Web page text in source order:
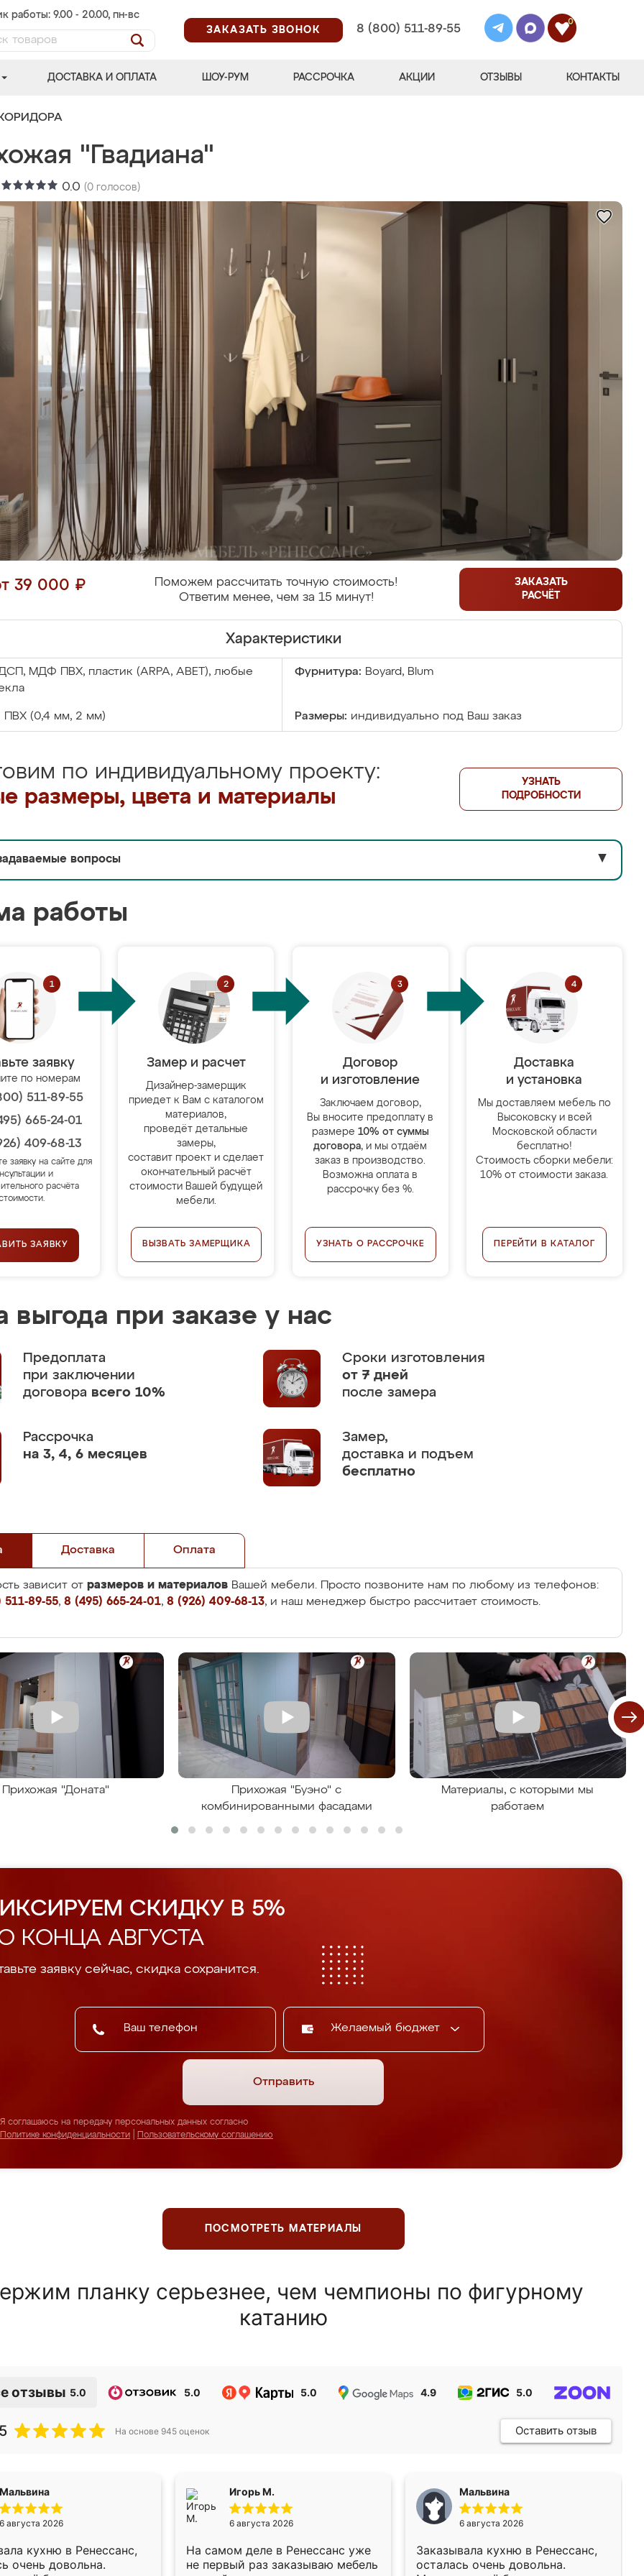
работы: 9.00 - 20.00, пн-вс
ЗАКАЗАТЬ ЗВОНОК
8 (800) 511-89-55
0
ДОСТАВКА И ОПЛАТА ШОУ-РУМ РАССРОЧКА АКЦИИ ОТЗЫВЫ КОНТАКТЫ
"Гвадиана"
0.0 (0 голосов)
39 000 ₽
Поможем рассчитать точную стоимость!
Ответим менее, чем за 15 минут!
ЗАКАЗАТЬ
РАСЧЁТ
Характеристики
МДФ ПВХ, пластик (ARPA, ABET), любые
Фурнитура: Boyard, Blum
ПВХ (0,4 мм, 2 мм) Размеры: индивидуально под Ваш заказ
по индивидуальному проекту:
размеры, цвета и материалы
УЗНАТЬ
ПОДРОБНОСТИ
вопросы ▼
работы
заявку
по номерам
511-89-55
665-24-01
409-68-13
заявку на сайте для
и
расчёта
ЗАЯВКУ
Замер и расчет
Дизайнер-замерщик
приедет к Вам с каталогом
материалов,
проведёт детальные
замеры,
составит проект и сделает
окончательный расчёт
стоимости Вашей будущей
мебели.
ВЫЗВАТЬ ЗАМЕРЩИКА
Договор
и изготовление
Заключаем договор,
Вы вносите предоплату в
размере 10% от суммы
договора, и мы отдаём
заказ в производство.
Возможна оплата в
рассрочку без %.
УЗНАТЬ О РАССРОЧКЕ
Доставка
и установка
Мы доставляем мебель по
Высоковску и всей
Московской области
бесплатно!
Стоимость сборки мебели:
10% от стоимости заказа.
ПЕРЕЙТИ В КАТАЛОГ
выгода при заказе у нас
Предоплата
при заключении
договора всего 10%
Сроки изготовления
от 7 дней
после замера
Рассрочка
на 3, 4, 6 месяцев
Замер,
доставка и подъем
бесплатно
Доставка Оплата
зависит от размеров и материалов Вашей мебели. Просто позвоните нам по любому из телефонов:
89-55, 8 (495) 665-24-01, 8 (926) 409-68-13, и наш менеджер быстро рассчитает стоимость.
Прихожая "Доната"
Прихожая "Буэно" с
комбинированными фасадами
Материалы, с которыми мы
работаем
СКИДКУ В 5%
КОНЦА АВГУСТА
заявку сейчас, скидка сохранится.
Желаемый бюджет
Отправить
Я соглашаюсь на передачу персональных данных согласно
Политике конфиденциальности
Пользовательскому соглашению
ПОСМОТРЕТЬ МАТЕРИАЛЫ
планку серьезнее, чем чемпионы по фигурному
катанию
отзывы 5.0 5.0 5.0 4.9 5.0
На основе 945 оценок Оставить отзыв
Мальвина
6 августа 2026
кухню в Ренессанс,
очень довольна.
Игорь М.
6 августа 2026
На самом деле в Ренессанс уже
не первый раз заказываю мебель
Мальвина
6 августа 2026
Заказывала кухню в Ренессанс,
осталась очень довольна.